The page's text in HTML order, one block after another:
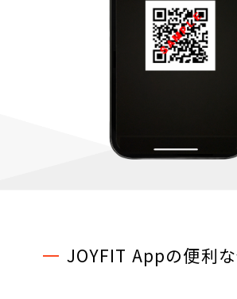
JOYFIT Appの便利